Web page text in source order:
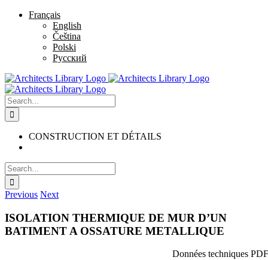
Skip
Facebook
Twitter
Instagram
PinterestFrançais
English
Čeština
Polski
Русский
Search
for:
CONSTRUCTION ET DÉTAILS
Search
for:
Previous Next
ISOLATION THERMIQUE DE MUR D’UN
BATIMENT A OSSATURE METALLIQUE
Données techniques PDF